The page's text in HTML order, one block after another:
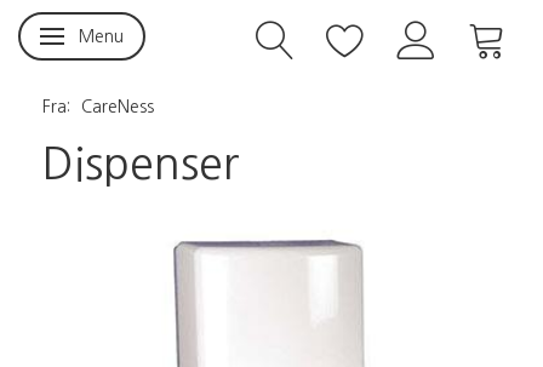
Skifte navigation
Menu
Fra: CareNess
Dispenser